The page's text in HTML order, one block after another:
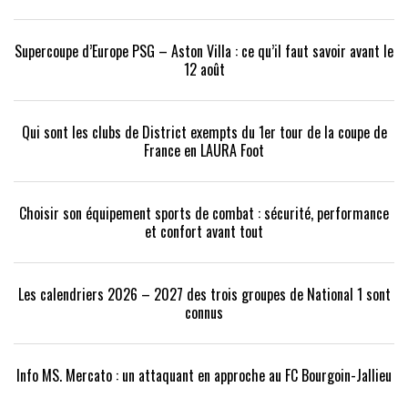
Supercoupe d’Europe PSG – Aston Villa : ce qu’il faut savoir avant le
12 août
Qui sont les clubs de District exempts du 1er tour de la coupe de
France en LAURA Foot
Choisir son équipement sports de combat : sécurité, performance
et confort avant tout
Les calendriers 2026 – 2027 des trois groupes de National 1 sont
connus
Info MS. Mercato : un attaquant en approche au FC Bourgoin-Jallieu